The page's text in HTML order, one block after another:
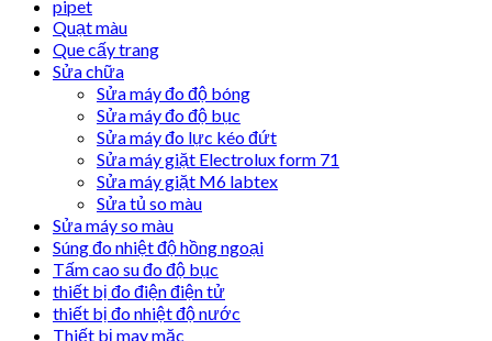
pipet
Quạt màu
Que cấy trang
Sửa chữa
Sửa máy đo độ bóng
Sửa máy đo độ bục
Sửa máy đo lực kéo đứt
Sửa máy giặt Electrolux form 71
Sửa máy giặt M6 labtex
Sửa tủ so màu
Sửa máy so màu
Súng đo nhiệt độ hồng ngoại
Tấm cao su đo độ bục
thiết bị đo điện điện tử
thiết bị đo nhiệt độ nước
Thiết bị may mặc